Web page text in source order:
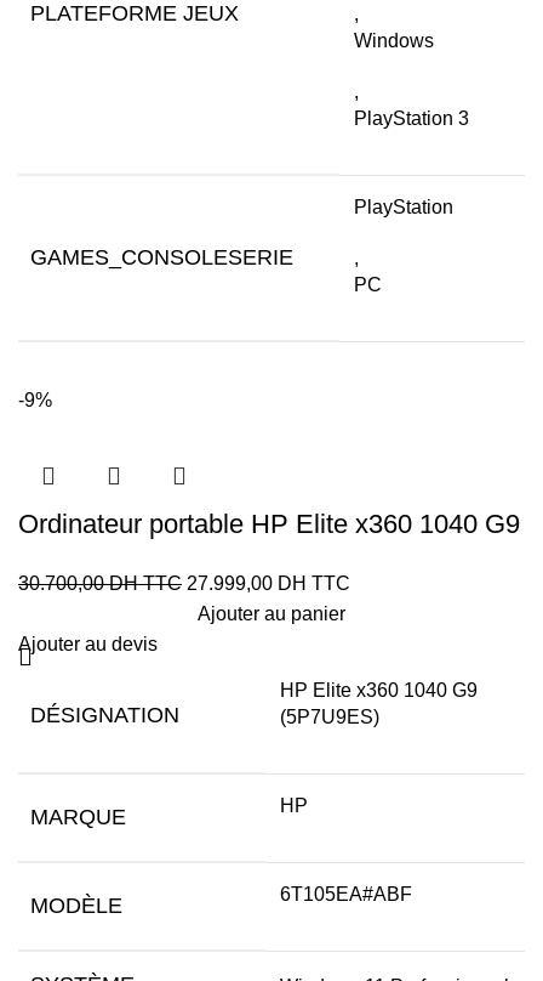
PLATEFORME JEUX
,
Windows
,
PlayStation 3
GAMES_CONSOLESERIE
PlayStation
,
PC
-9%
Ordinateur portable HP Elite x360 1040 G9
30.700,00DH TTC 27.999,00 DH TTC
Ajouter au panier
Ajouter au devis
DÉSIGNATION
HP Elite x360 1040 G9
(5P7U9ES)
MARQUE HP
MODÈLE 6T105EA#ABF